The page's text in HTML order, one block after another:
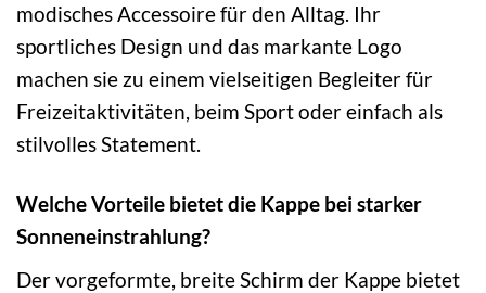
modisches Accessoire für den Alltag. Ihr
sportliches Design und das markante Logo
machen sie zu einem vielseitigen Begleiter für
Freizeitaktivitäten, beim Sport oder einfach als
stilvolles Statement.
Welche Vorteile bietet die Kappe bei starker
Sonneneinstrahlung?
Der vorgeformte, breite Schirm der Kappe bietet